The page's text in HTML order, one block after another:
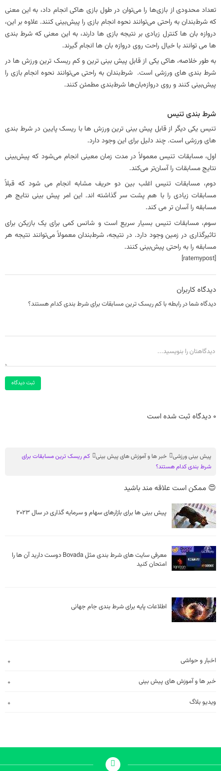
تعداد محدودی از بازی‌ها را می‌توان در طول بازی هاکی انجام داد، به این معنی
که شرط‌بندان به راحتی می‌توانند نحوه انجام بازی را پیش‌بینی کنند. علاوه بر این،
دروازه بان ها کنترل زیادی بر نتیجه بازی ها دارند، به این معنی که شرط بندی
ها می توانند با خیال راحت روی دروازه بان ها انجام گیرند.
به طور خلاصه، هاکی یکی از قابل پیش بینی ترین و کم ریسک ترین ورزش ها در
شرط بندی های ورزشی است. شرط‌بندان به راحتی می‌توانند نحوه انجام بازی را
پیش‌بینی کنند و روی دروازه‌بان‌ها شرط‌بندی مطمئن کنند.
شرط بندی تنیس
تنیس یکی دیگر از قابل پیش بینی ترین ورزش ها با ریسک پایین در شرط بندی
های ورزشی است. چند دلیل برای این وجود دارد.
اول، مسابقات تنیس معمولاً در مدت زمان معینی انجام می‌شود که پیش‌بینی
نتایج مسابقات را آسان‌تر می‌کند.
دوم، مسابقات تنیس اغلب بین دو حریف مشابه انجام می شود که قبلاً
مسابقات زیادی را با هم پشت سر گذاشته اند. این امر پیش بینی نتایج هر
مسابقه را آسان تر می کند.
سوم، مسابقات تنیس بسیار سریع است و شانس کمی برای یک بازیکن برای
تاثیرگذاری در زمین وجود دارد. در نتیجه، شرط‌بندان معمولاً می‌توانند نتیجه هر
مسابقه را به راحتی پیش‌بینی کنند.
[ratemypost]
دیدگاه کاربران
دیدگاه شما در رابطه با کم ریسک ترین مسابقات برای شرط بندی کدام هستند؟
ثبت دیدگاه
0 دیدگاه ثبت شده است
پیش بینی ورزشی خبر ها و آموزش های پیش بینی
کم ریسک ترین مسابقات برای
شرط بندی کدام هستند؟
😍 ممکن است علاقه مند باشید
پیش‌ بینی‌ ها برای بازارهای سهام و سرمایه گذاری در سال 2023
‎معرفی سایت های شرط بندی مثل Bovada دوست دارید آن ها را
امتحان کنید
اطلاعات پایه برای شرط بندی جام جهانی
اخبار و حواشی
خبر ها و آموزش های پیش بینی
ویدیو بلاگ